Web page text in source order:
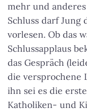
mehr und
Schluss darf Jung
vorlesen. Ob das
Schlussapplaus
das Gespräch
die versprochene
ihn sei es die
Katholiken- und